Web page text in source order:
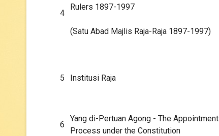
4
Rulers 1897-1997
(Satu Abad Majlis Raja-Raja 1897-1997)
5 Institusi Raja
6
Yang di-Pertuan Agong - The Appointment
Process under the Constitution